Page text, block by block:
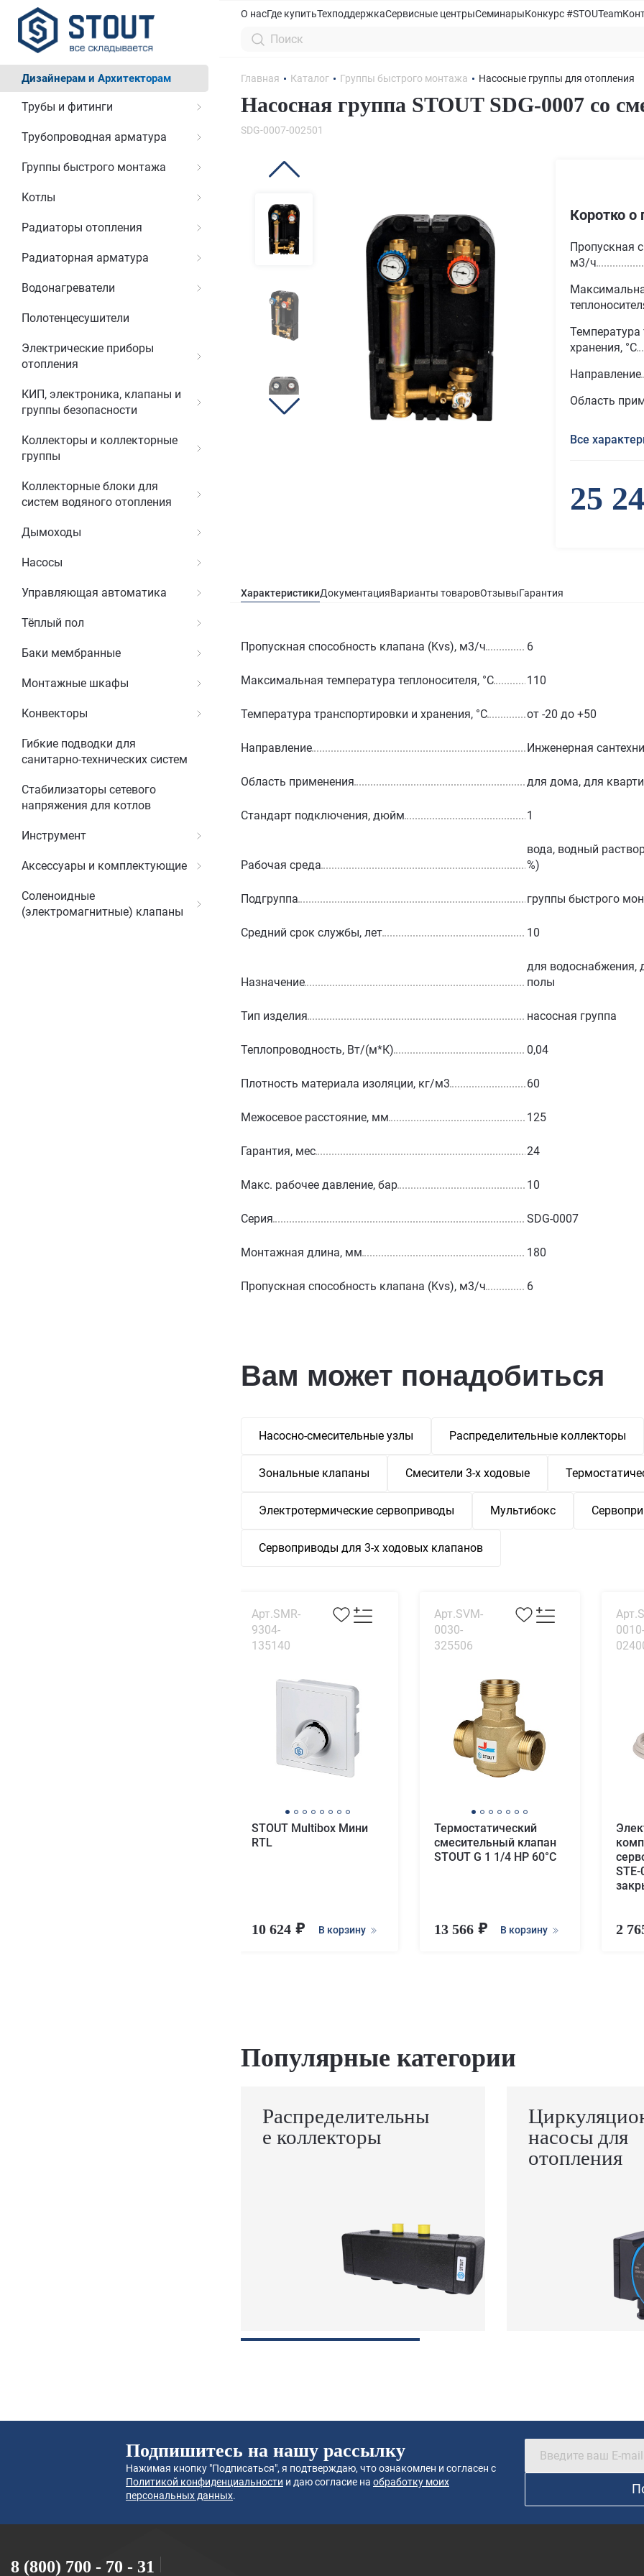
Дизайнерам и Архитекторам
Трубы и фитинги
Трубопроводная арматура
Группы быстрого монтажа
Котлы
Радиаторы отопления
Радиаторная арматура
Водонагреватели
Полотенцесушители
Электрические приборы
отопления
КИП, электроника, клапаны и
группы безопасности
Коллекторы и коллекторные
группы
Коллекторные блоки для
систем водяного отопления
Дымоходы
Насосы
Управляющая автоматика
Тёплый пол
Баки мембранные
Монтажные шкафы
Конвекторы
Гибкие подводки для
санитарно-технических систем
Стабилизаторы сетевого
напряжения для котлов
Инструмент
Аксессуары и комплектующие
Соленоидные
(электромагнитные) клапаны
О насГде купитьТехподдержкаСервисные центрыСеминарыКонкурс #STOUTeam
Главная Каталог Группы быстрого монтажа Насосные группы для отопления
Насосная группа STOUT SDG-0007 со
SDG-0007-002501
Коротко о
Пропускная
м3/ч
Температура
хранения, °С
Направление
Область
Все
25
ХарактеристикиДокументацияВарианты товаровОтзывыГарантия
Пропускная способность клапана (Kvs), м3/ч 6
Максимальная температура теплоносителя, °С 110
Температура транспортировки и хранения, °С от -20 до +50
Направление Инженерная
Область применения для дома, для
Стандарт подключения, дюйм 1
Рабочая среда
вода, водный
%)
Подгруппа группы быстрого
Средний срок службы, лет 10
Назначение
для водоснабжения,
полы
Тип изделия насосная группа
Теплопроводность, Вт/(м*К) 0,04
Плотность материала изоляции, кг/м3 60
Межосевое расстояние, мм 125
Гарантия, мес 24
Макс. рабочее давление, бар 10
Серия SDG-0007
Монтажная длина, мм 180
Пропускная способность клапана (Kvs), м3/ч 6
Вам может понадобиться
Насосно-смесительные узлы Распределительные коллекторы
Зональные клапаны Смесители 3-х ходовые
Электротермические сервоприводы Мультибокс
Сервоприводы для 3-х ходовых клапанов
Арт.SMR-
9304-
135140
STOUT Multibox Мини
RTL
10 624 В корзину
Арт.SVM-
0030-
325506
Термостатический
смесительный клапан
STOUT G 1 1/4 НР 60°С
13 566 В корзину
0010-
2
Популярные категории
Распределительны
е коллекторы
насосы для
отопления
Подпишитесь на нашу рассылку
Нажимая кнопку "Подписаться", я подтверждаю, что ознакомлен и согласен с
Политикой конфиденциальности и даю согласие на обработку моих
персональных данных.
8 (800) 700 - 70 - 31